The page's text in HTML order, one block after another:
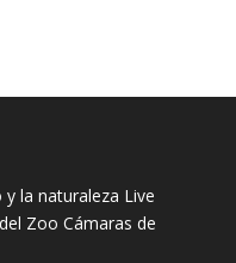
la naturaleza Live
Zoo Cámaras de